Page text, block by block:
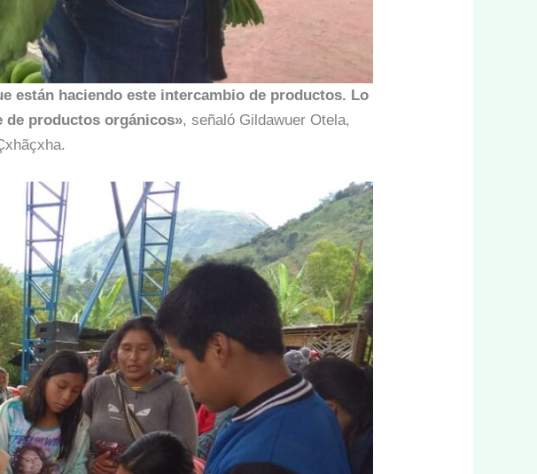
están haciendo este intercambio de productos. Lo
de productos orgánicos», señaló Gildawuer Otela,